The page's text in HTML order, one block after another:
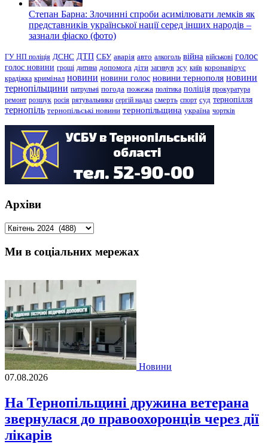
Степан Барна: Злочинні спроби асимілювати лемків як
представників української нації серед інших народів –
зазнали фіаско (фото)
ГУ НП поліція ДСНС ДТП СБУ аварія авто алкоголь війна військові голос
голос новини гроші дитина допомога діти загинув зсу київ коронавірус
крадіжка кримінал новини новини голос новини тернополя новини
тернопільщини патрульні погода пожежа політика поліція прокуратура
ремонт розшук росія рятувальники сергій надал смерть спорт суд тернопілля
тернопіль тернопільські новини тернопільщина україна чортків
Архіви
Архіви
Ми в соціальних мережах
Новини
07.08.2026
На Тернопільщині дружина ветерана
звернулася до правоохоронців через дії
лікарів